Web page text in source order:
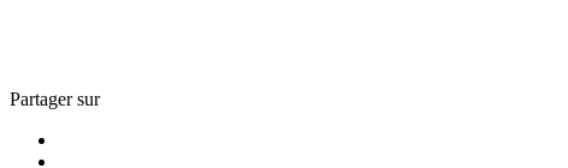
Partager sur